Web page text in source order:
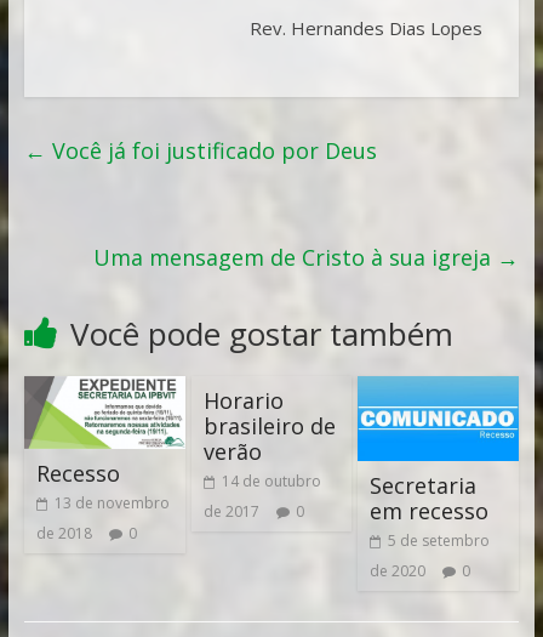
Rev. Hernandes Dias Lopes
← Você já foi justificado por Deus
Uma mensagem de Cristo à sua igreja →
Você pode gostar também
Recesso
13 de novembro
de 2018
0
Horario
brasileiro de
verão
14 de outubro
de 2017
0
Secretaria
em recesso
5 de setembro
de 2020
0